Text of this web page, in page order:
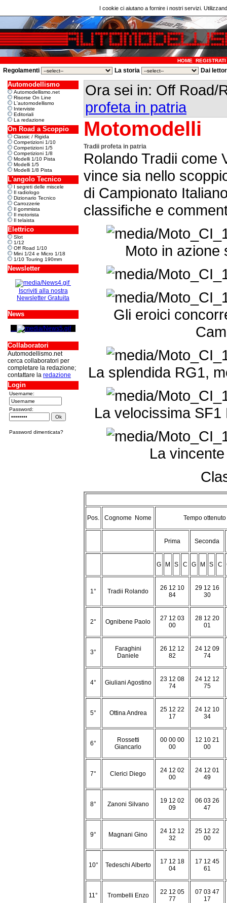
I cookie ci aiutano a fornire i nostri servizi.
HOME REGISTRATI
Regolamenti La storia Dai
Automodellismo
Automodellismo.net
Risorse On Line
L'automodellismo
Interviste
Editoriali
La redazione
On Road a Scoppio
Classic / Rigida
Competizioni 1/10
Competizioni 1/5
Competizioni 1/8
Modelli 1/10 Pista
Modelli 1/5
Modelli 1/8 Pista
L'angolo Tecnico
I segreti delle miscele
Il radiologo
Dizionario Tecnico
Carrozzerie
Il gommista
Il motorista
Il telaista
Elettrico
Slot
1/12
Off Road 1/10
Mini 1/24 e Micro 1/18
1/10 Touring 190mm
Newsletter
Iscriviti alla nostra
Newsletter Gratuita
News
Collaboratori
Automodellismo.net
cerca collaboratori per
completare la redazione;
contattare la redazione
Login
Username:
Password:
Password dimenticata?
Ora sei in: Off Road/
profeta in patria
Motomodelli
Tradii profeta in patria
Rolando Tradii come
vince sia nello
di Campionato
classifiche e
Moto in azione
Gli eroici
La splendida RG1,
La velocissima
La
Pos. Cognome Nome Tempo
Prima Seconda
G M S C G M S C
1° Tradii Rolando
26 12 10
84
29 12 16
30
2° Ognibene Paolo
27 12 03
00
28 12 20
01
3°
Faraghini
Daniele
26 12 12
82
24 12 09
74
4° Giuliani Agostino
23 12 08
74
24 12 12
75
5° Ottina Andrea
25 12 22
17
24 12 10
34
6°
Rossetti
Giancarlo
00 00 00
00
12 10 21
00
7° Clerici Diego
24 12 02
00
24 12 01
49
8° Zanoni Silvano
19 12 02
09
06 03 26
47
9° Magnani Gino
24 12 12
32
25 12 22
00
10° Tedeschi Alberto
17 12 18
04
17 12 45
61
11° Trombelli Enzo
22 12 05
77
07 03 47
17